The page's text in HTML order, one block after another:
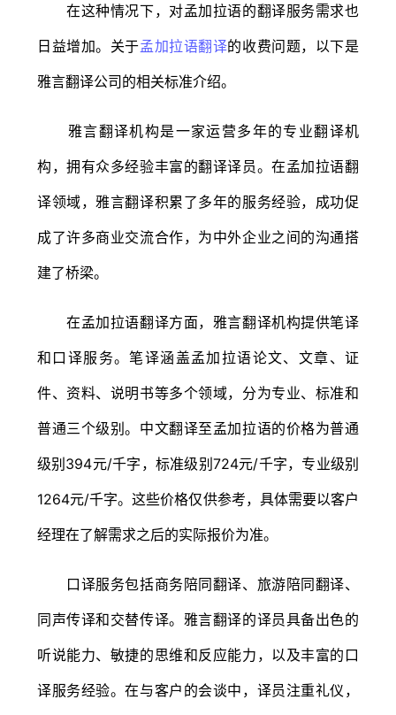
在这种情况下，对孟加拉语的翻译服务需求也
日益增加。关于孟加拉语翻译的收费问题，以下是
雅言翻译公司的相关标准介绍。
雅言翻译机构是一家运营多年的专业翻译机
构，拥有众多经验丰富的翻译译员。在孟加拉语翻
译领域，雅言翻译积累了多年的服务经验，成功促
成了许多商业交流合作，为中外企业之间的沟通搭
建了桥梁。
在孟加拉语翻译方面，雅言翻译机构提供笔译
和口译服务。笔译涵盖孟加拉语论文、文章、证
件、资料、说明书等多个领域，分为专业、标准和
普通三个级别。中文翻译至孟加拉语的价格为普通
级别394元/千字，标准级别724元/千字，专业级别
1264元/千字。这些价格仅供参考，具体需要以客户
经理在了解需求之后的实际报价为准。
口译服务包括商务陪同翻译、旅游陪同翻译、
同声传译和交替传译。雅言翻译的译员具备出色的
听说能力、敏捷的思维和反应能力，以及丰富的口
译服务经验。在与客户的会谈中，译员注重礼仪，